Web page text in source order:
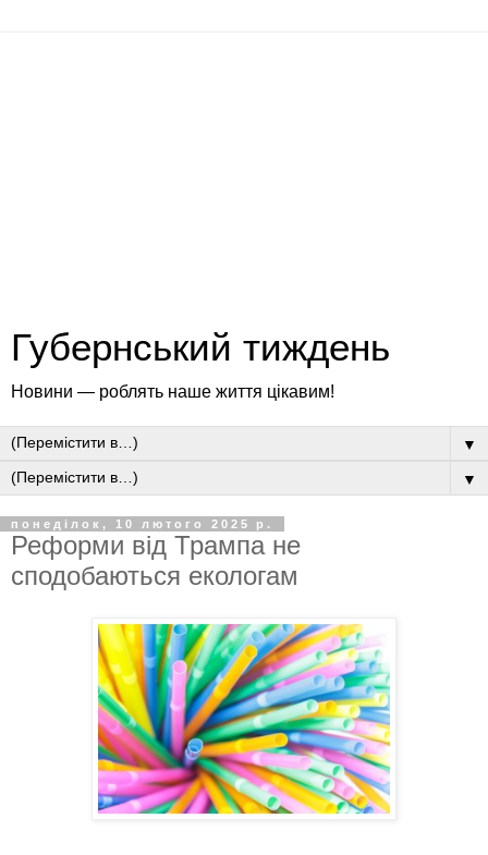
Губернський тиждень
Новини — роблять наше життя цікавим!
▼
▼
понеділок, 10 лютого 2025 р.
Реформи від Трампа не
сподобаються екологам